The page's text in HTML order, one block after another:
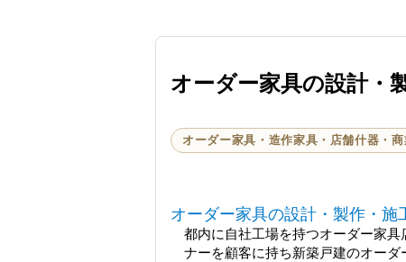
オーダー家具の設計・
オーダー家具・造作家具・店舗什器・
オーダー家具の設計・製作・施
都内に自社工場を持つオーダー家
ナーを顧客に持ち新築戸建のオー